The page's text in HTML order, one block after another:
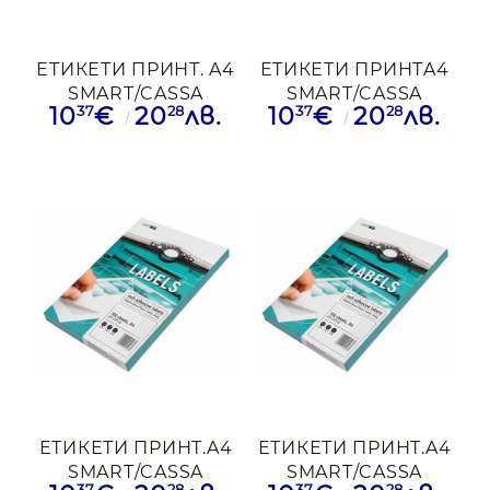
ЕТИКЕТИ ПРИНТ. A4
SMART/CASSA
70/42.3MM No21
1037€ 2028лв.
ЕТИКЕТИ ПРИНТA4
SMART/CASSA
199.6/289.1MM N1
1037€ 2028лв.
ЕТИКЕТИ ПРИНТ.A4
SMART/CASSA
ЕТИКЕТИ ПРИНТ.A4
SMART/CASSA